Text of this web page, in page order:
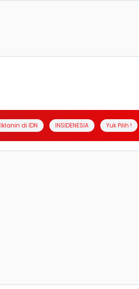
Iklanin di IDN INSIDENESIA Yuk Pilih !